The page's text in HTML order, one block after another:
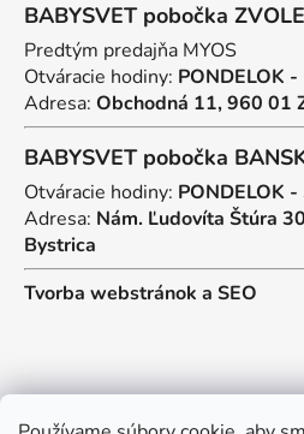
BABYSVET pobočka
Predtým predajňa MYOS
Otváracie hodiny: PONDELOK
Adresa: Obchodná 11, 960 01
BABYSVET pobočka
Otváracie hodiny: PONDELOK
Adresa: Nám. Ľudovíta Štúra
Bystrica
Tvorba webstránok a SEO
Kontakt